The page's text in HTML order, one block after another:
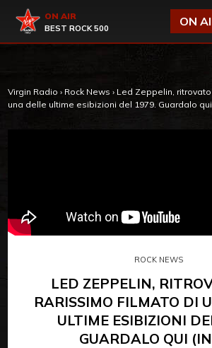
Virgin Radio
ON AIR
BEST ROCK 500
ON
Virgin Radio › Rock News › Led Zeppelin,
una delle ultime esibizioni del 1979. Guardalo qui
ROCK NEWS
LED ZEPPELIN,
RARISSIMO FILMATO DI
ULTIME ESIBIZIONI
GUARDALO QUI